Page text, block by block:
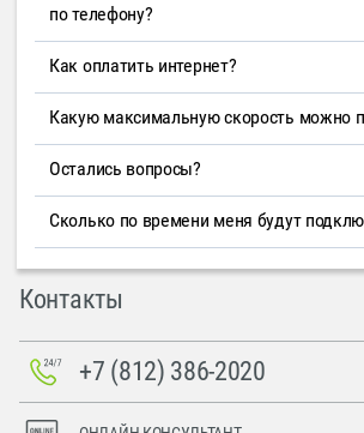
по телефону?
Как оплатить интернет?
Какую максимальную скорость можно
Остались вопросы?
Сколько по времени меня будут
Контакты
+7 (812) 386-2020